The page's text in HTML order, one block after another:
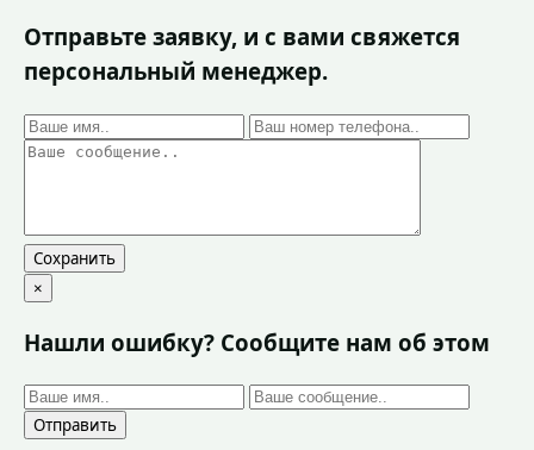
Отправьте заявку, и с вами свяжется
персональный менеджер.
Сохранить
×
Нашли ошибку? Сообщите нам об этом
Отправить